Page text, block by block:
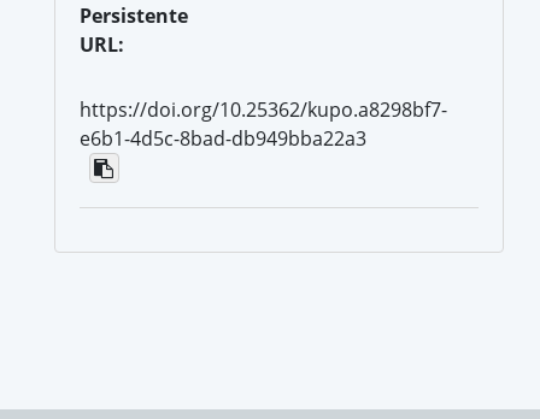
Persistente
URL:
https://doi.org/10.25362/kupo.a8298bf7-
e6b1-4d5c-8bad-db949bba22a3